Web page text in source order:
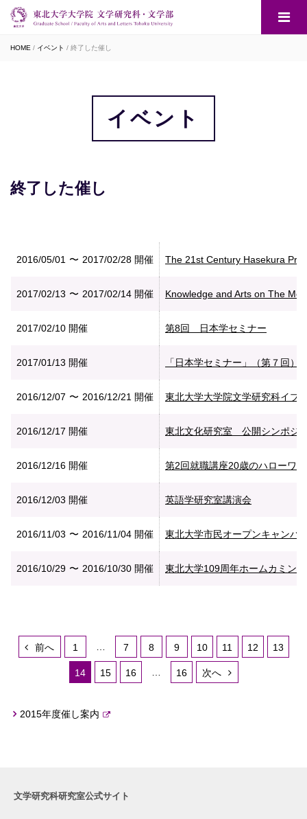
HOME イベント 終了した催し
イベント
終了した催し
2016/05/01 2017/02/28 開催 The 21st Century Hasekura
2017/02/13 2017/02/14 開催 Knowledge and Arts on The
2017/02/10 開催 第8回 日本学セミナー
2017/01/13 開催 「日本学セミナー」（第７回
2016/12/07 2016/12/21 開催 東北大学大学院文学研究科イブ
2016/12/17 開催 東北文化研究室 公開シンポジ
2016/12/16 開催 第2回就職講座20歳のハローワ
2016/12/03 開催 英語学研究室講演会
2016/11/03 2016/11/04 開催 東北大学市民オープンキャンパ
2016/10/29 2016/10/30 開催 東北大学109周年ホームカミン
前へ 1 7 8 9 10 11 12 13
14 15 16 16 次へ
2015年度催し案内
文学研究科研究室公式サイト